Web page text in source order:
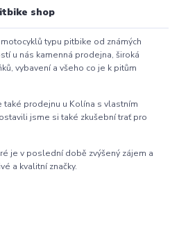
shop
typu pitbike od známých
u nás kamenná prodejna, široká
vybavení a všeho co je k pitům
prodejnu u Kolína s vlastním
jsme si také zkušební trať pro
je v poslední době zvýšený zájem a
a kvalitní značky.